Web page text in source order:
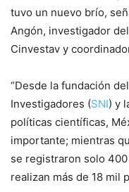
tuvo un nuevo brío,
Angón, investigador
Cinvestav y
“Desde la fundación
Investigadores (SNI) y
políticas científicas,
importante; mientras
se registraron solo
realizan más de 18 mil